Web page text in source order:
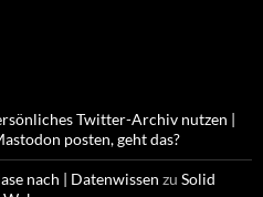
Twitter-Archiv nutzen |
posten, geht das?
nach | Datenwissen zu Solid